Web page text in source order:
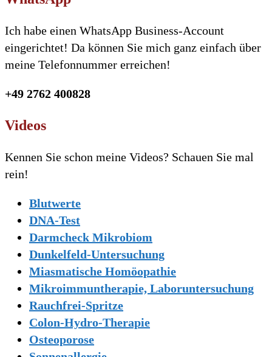
Ich habe einen WhatsApp Business-Account
eingerichtet! Da können Sie mich ganz einfach über
meine Telefonnummer erreichen!
+49 2762 400828
Videos
Kennen Sie schon meine Videos? Schauen Sie mal
rein!
Blutwerte
DNA-Test
Darmcheck Mikrobiom
Dunkelfeld-Untersuchung
Miasmatische Homöopathie
Mikroimmuntherapie, Laboruntersuchung
Rauchfrei-Spritze
Colon-Hydro-Therapie
Osteoporose